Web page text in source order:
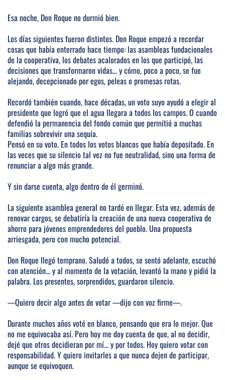
Esa noche, Don Roque no durmió bien.
Los días siguientes fueron distintos. Don Roque empezó a recordar
cosas que había enterrado hace tiempo: las asambleas fundacionales
de la cooperativa, los debates acalorados en los que participó, las
decisiones que transformaron vidas… y cómo, poco a poco, se fue
alejando, decepcionado por egos, peleas o promesas rotas.
Recordó también cuando, hace décadas, un voto suyo ayudó a elegir al
presidente que logró que el agua llegara a todos los campos. O cuando
defendió la permanencia del fondo común que permitió a muchas
familias sobrevivir una sequía.
Pensó en su voto. En todos los votos blancos que había depositado. En
las veces que su silencio tal vez no fue neutralidad, sino una forma de
renunciar a algo más grande.
Y sin darse cuenta, algo dentro de él germinó.
La siguiente asamblea general no tardó en llegar. Esta vez, además de
renovar cargos, se debatiría la creación de una nueva cooperativa de
ahorro para jóvenes emprendedores del pueblo. Una propuesta
arriesgada, pero con mucho potencial.
Don Roque llegó temprano. Saludó a todos, se sentó adelante, escuchó
con atención... y al momento de la votación, levantó la mano y pidió la
palabra. Los presentes, sorprendidos, guardaron silencio.
—Quiero decir algo antes de votar —dijo con voz firme—.
Durante muchos años voté en blanco, pensando que era lo mejor. Que
no me equivocaba así. Pero hoy me doy cuenta de que, al no decidir,
dejé que otros decidieran por mí... y por todos. Hoy quiero votar con
responsabilidad. Y quiero invitarles a que nunca dejen de participar,
aunque se equivoquen.